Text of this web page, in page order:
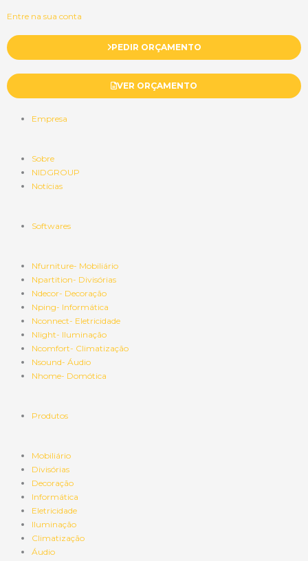
Entre na sua conta
PEDIR ORÇAMENTO
VER ORÇAMENTO
Empresa
Sobre
NIDGROUP
Notícias
Softwares
Nfurniture- Mobiliário
Npartition- Divisórias
Ndecor- Decoração
Nping- Informática
Nconnect- Eletricidade
Nlight- Iluminação
Ncomfort- Climatização
Nsound- Áudio
Nhome- Domótica
Produtos
Mobiliário
Divisórias
Decoração
Informática
Eletricidade
Iluminação
Climatização
Áudio